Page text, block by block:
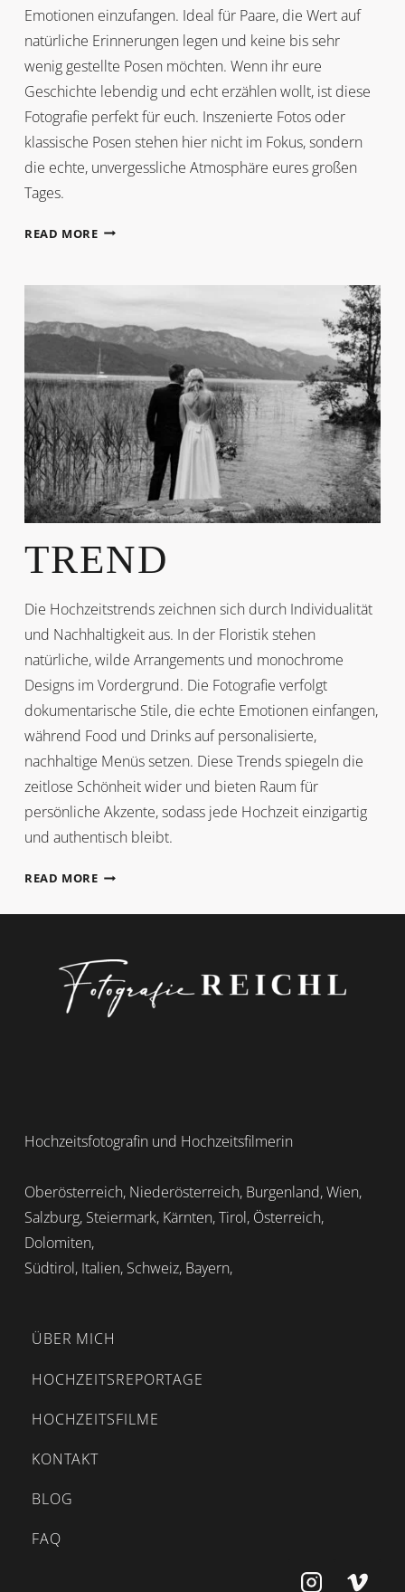
Emotionen einzufangen. Ideal für Paare, die Wert auf
natürliche Erinnerungen legen und keine bis sehr
wenig gestellte Posen möchten. Wenn ihr eure
Geschichte lebendig und echt erzählen wollt, ist diese
Fotografie perfekt für euch. Inszenierte Fotos oder
klassische Posen stehen hier nicht im Fokus, sondern
die echte, unvergessliche Atmosphäre eures großen
Tages.
READ MOREDOKUMENTARISCHE
TREND
Die Hochzeitstrends zeichnen sich durch Individualität
und Nachhaltigkeit aus. In der Floristik stehen
natürliche, wilde Arrangements und monochrome
Designs im Vordergrund. Die Fotografie verfolgt
dokumentarische Stile, die echte Emotionen einfangen,
während Food und Drinks auf personalisierte,
nachhaltige Menüs setzen. Diese Trends spiegeln die
zeitlose Schönheit wider und bieten Raum für
persönliche Akzente, sodass jede Hochzeit einzigartig
und authentisch bleibt.
READ MORETREND
Hochzeitsfotografin und Hochzeitsfilmerin
Oberösterreich, Niederösterreich, Burgenland, Wien,
Salzburg, Steiermark, Kärnten, Tirol, Österreich,
Dolomiten,
Südtirol, Italien, Schweiz, Bayern,
ÜBER MICH
HOCHZEITSREPORTAGE
HOCHZEITSFILME
KONTAKT
BLOG
FAQ